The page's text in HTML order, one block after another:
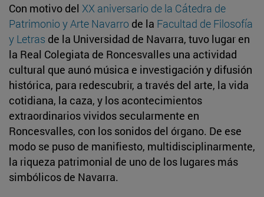
Con motivo del XX aniversario de la Cátedra de
Patrimonio y Arte Navarro de la Facultad de Filosofía
y Letras de la Universidad de Navarra, tuvo lugar en
la Real Colegiata de Roncesvalles una actividad
cultural que aunó música e investigación y difusión
histórica, para redescubrir, a través del arte, la vida
cotidiana, la caza, y los acontecimientos
extraordinarios vividos secularmente en
Roncesvalles, con los sonidos del órgano. De ese
modo se puso de manifiesto, multidisciplinarmente,
la riqueza patrimonial de uno de los lugares más
simbólicos de Navarra.